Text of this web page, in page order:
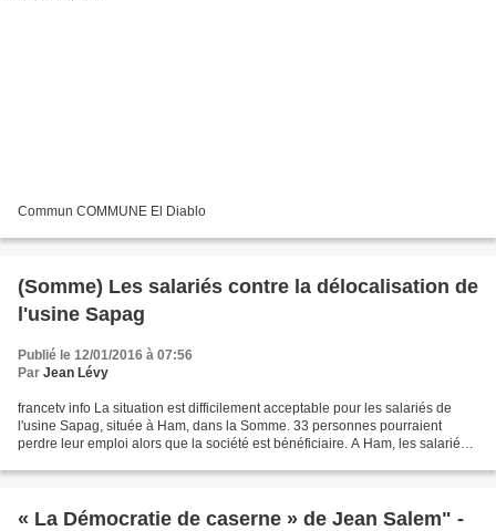
Commun COMMUNE El Diablo
(Somme) Les salariés contre la délocalisation de
l'usine Sapag
Publié le 12/01/2016 à 07:56
Par Jean Lévy
francetv info La situation est difficilement acceptable pour les salariés de
l'usine Sapag, située à Ham, dans la Somme. 33 personnes pourraient
perdre leur emploi alors que la société est bénéficiaire. A Ham, les salariés
« La Démocratie de caserne » de Jean Salem" -